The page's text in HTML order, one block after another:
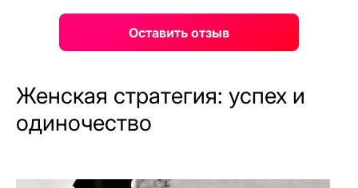
Оставить отзыв
Женская стратегия: успех и
одиночество